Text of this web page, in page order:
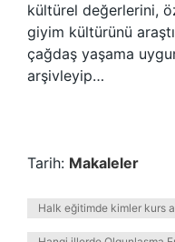
kültürel değerlerini,
giyim kültürünü
çağdaş yaşama
arşivleyip…
Tarih: Makaleler
Halk eğitimde kimler kurs